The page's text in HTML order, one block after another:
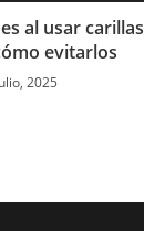
al usar carillas
evitarlos
2025